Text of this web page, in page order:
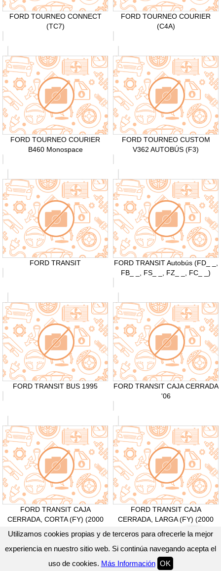
Utilizamos cookies propias y de terceros para ofrecerle la mejor
experiencia en nuestro sitio web. Si continúa navegando acepta el
uso de cookies. Más Información OK
FORD TOURNEO CONNECT
(TC7)
FORD TOURNEO COURIER
(C4A)
FORD TOURNEO COURIER
B460 Monospace
FORD TOURNEO CUSTOM
V362 AUTOBÚS (F3)
FORD TRANSIT
FORD TRANSIT Autobús (FD_ _,
FB_ _, FS_ _, FZ_ _, FC_ _)
FORD TRANSIT BUS 1995
FORD TRANSIT CAJA CERRADA
'06
FORD TRANSIT CAJA
CERRADA, CORTA (FY) (2000
FORD TRANSIT CAJA
CERRADA, LARGA (FY) (2000